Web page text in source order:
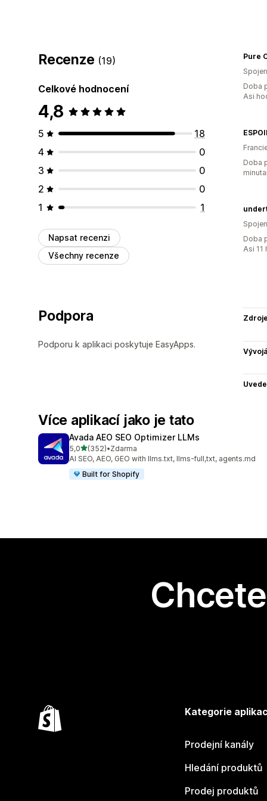
Recenze (19)
Celkové hodnocení
4,8
5
18
4
0
3
0
2
0
1
1
Napsat recenzi
Všechny recenze
Doba
Asi
Doba
Doba
Asi 11
Podpora
Podporu k aplikaci poskytuje EasyApps.
Zdroje
Více aplikací jako je tato
Avada AEO SEO Optimizer LLMs
5,0z 5 hvězd
(352)
Celkový počet recenzí: 352
•Zdarma
AI SEO, AEO, GEO with llms.txt, llms-full,txt, agents.md
Built for Shopify
Kategorie
Prodejní kanály
Hledání produktů
Prodej produktů